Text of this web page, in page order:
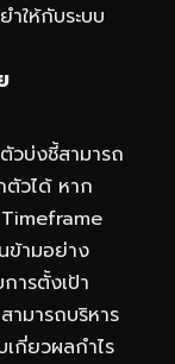
ำให้กับระบบ
วบ่งชี้สามารถ
ตัวได้ หาก
ข้ามอย่าง
ารตั้งเป้า
ามารถบริหาร
กี่ยวผลกำไร